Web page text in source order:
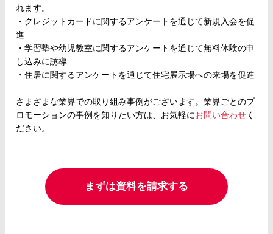
れます。
・クレジットカードに関するアンケートを通じて新規入会を促
進
・学習塾や幼児教室に関するアンケートを通じて無料体験の申
し込みに誘導
・住居に関するアンケートを通じて住宅展示場への来場を促進
さまざまな業界での取り組み事例がございます。業界ごとのプ
ロモーションの事例を知りたい方は、お気軽にお問い合わせく
ださい。
まずは資料を請求する